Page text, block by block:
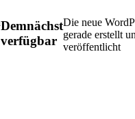
Demnächst
verfügbar
Die neue
gerade erstellt
veröffentlicht